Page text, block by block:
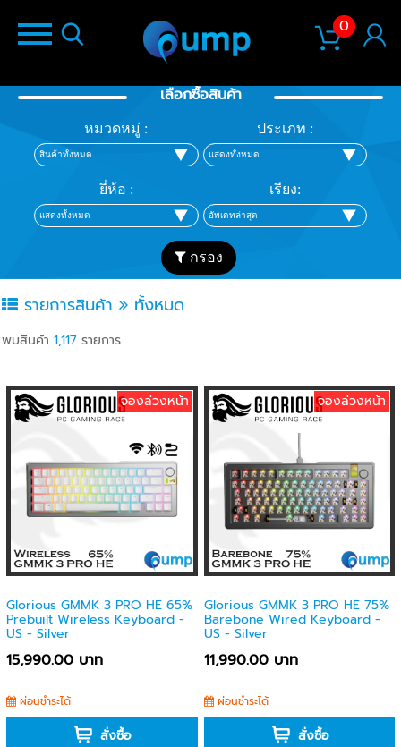
0
เลือกซื้อสินค้า
หมวดหมู่ : ประเภท :
ยี่ห้อ : เรียง:
กรอง
รายการสินค้า ทั้งหมด
พบสินค้า 1,117 รายการ
จองล่วงหน้า
Glorious GMMK 3 PRO HE 65%
Prebuilt Wireless Keyboard -
US - Silver
15,990.00 บาท
ผ่อนชำระได้
สั่งซื้อ
จองล่วงหน้า
Glorious GMMK 3 PRO HE 75%
Barebone Wired Keyboard -
US - Silver
11,990.00 บาท
ผ่อนชำระได้
สั่งซื้อ